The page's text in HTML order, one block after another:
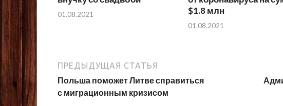
01.08.2021
$1.8 млн
01.08.2021
ПРЕДЫДУЩАЯ СТАТЬЯ
Польша поможет Литве справиться
с миграционным кризисом